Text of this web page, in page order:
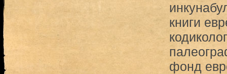
книги
фонд